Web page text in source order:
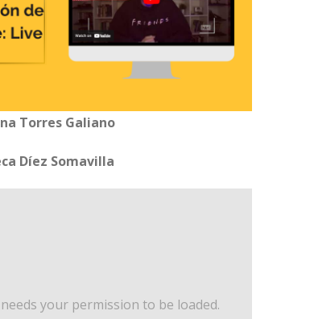
Torres Galiano
Díez Somavilla
your permission to be loaded.